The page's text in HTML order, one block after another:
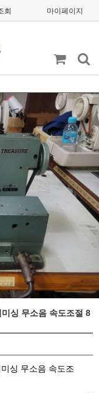
회 마이페이지
싱 무소음 속도조절 8
싱 무소음 속도조